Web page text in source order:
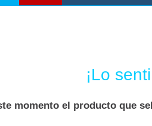
¡Lo
momento el producto que